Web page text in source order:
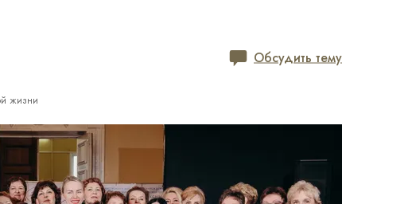
Обсудить тему
жизни